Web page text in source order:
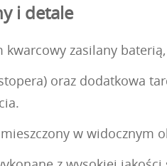
i detale
kwarcowy zasilany
oraz dodatkowa
w widocznym